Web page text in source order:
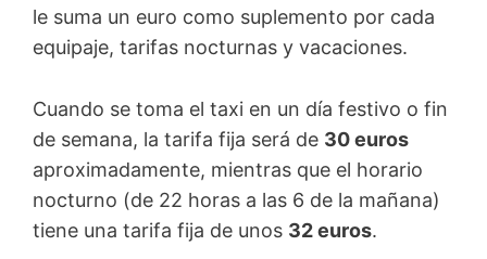
le suma un euro como suplemento por cada
equipaje, tarifas nocturnas y vacaciones.
Cuando se toma el taxi en un día festivo o fin
de semana, la tarifa fija será de 30 euros
aproximadamente, mientras que el horario
nocturno (de 22 horas a las 6 de la mañana)
tiene una tarifa fija de unos 32 euros.